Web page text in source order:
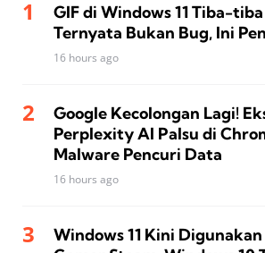
GIF di Windows 11 Tiba-
Ternyata Bukan Bug, Ini
16 hours ago
Google Kecolongan Lagi!
Perplexity AI Palsu di
Malware Pencuri Data
16 hours ago
Windows 11 Kini